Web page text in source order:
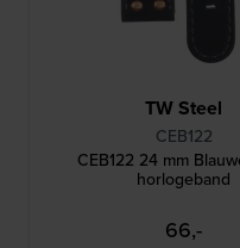
TW Steel
CEB122
CEB122 24 mm
horlogeband
66,-